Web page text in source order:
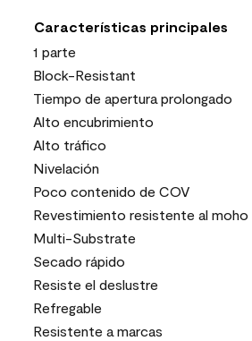
Características principales
1 parte
Block-Resistant
Tiempo de apertura prolongado
Alto encubrimiento
Alto tráfico
Nivelación
Poco contenido de COV
Revestimiento resistente al moho
Multi-Substrate
Secado rápido
Resiste el deslustre
Refregable
Resistente a marcas